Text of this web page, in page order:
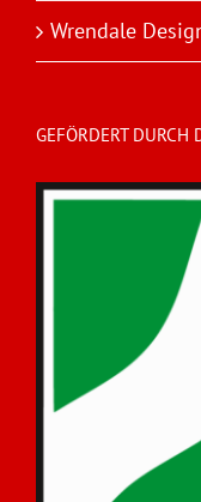
Wrendale
GEFÖRDERT